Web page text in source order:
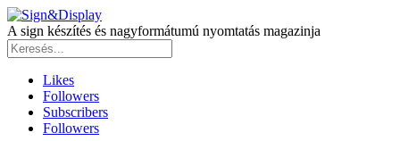
A sign készítés és nagyformátumú nyomtatás magazinja
Likes
Followers
Subscribers
Followers